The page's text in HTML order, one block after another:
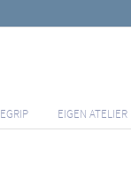
EIGEN ATELIER